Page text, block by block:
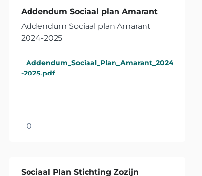
Addendum Sociaal plan Amarant
Addendum Sociaal plan Amarant
2024-2025
Addendum_Sociaal_Plan_Amarant_2024
-2025.pdf
0
Sociaal Plan Stichting Zozijn